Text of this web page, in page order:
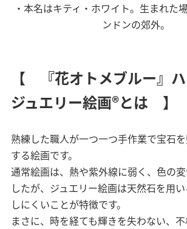
・本名はキティ・ホワイト。生まれた
ンドンの郊外。
【 『花オトメブルー』
ジュエリー絵画®とは 】
熟練した職人が一つ一つ手作業で宝石
する絵画です。
通常絵画は、熱や紫外線に弱く、色の
したが、ジュエリー絵画は天然石を用
しにくいことが特徴です。
まさに、時を経ても輝きを失わない、